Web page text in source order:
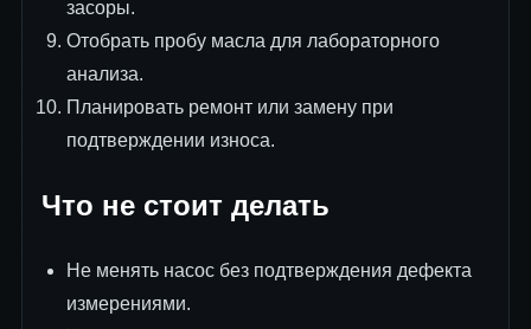
засоры.
Отобрать пробу масла для лабораторного
анализа.
Планировать ремонт или замену при
подтверждении износа.
Что не стоит делать
Не менять насос без подтверждения дефекта
измерениями.